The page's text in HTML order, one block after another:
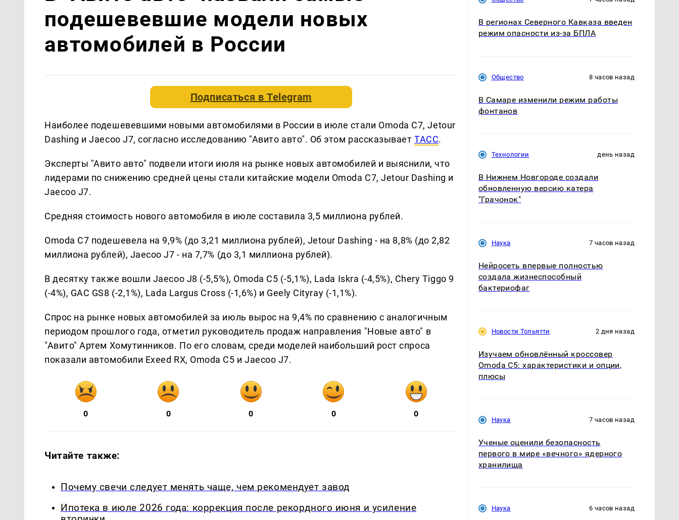
подешевевшие модели новых
автомобилей в России
Подписаться вTelegram
Наиболее подешевевшими новыми автомобилями в России в июле стали Omoda C7, Jetour
Dashing и Jaecoo J7, согласно исследованию "Авито авто". Об этом рассказываетТАСС.
Эксперты "Авито авто" подвели итоги июля на рынке новых автомобилей и выяснили, что
лидерами по снижению средней цены стали китайские модели Omoda C7, Jetour Dashing и
Jaecoo J7.
Средняя стоимость нового автомобиля в июле составила 3,5 миллиона рублей.
Omoda C7 подешевела на 9,9% (до 3,21 миллиона рублей), Jetour Dashing - на 8,8% (до 2,82
миллиона рублей), Jaecoo J7 - на 7,7% (до 3,1 миллиона рублей).
В десятку также вошли Jaecoo J8 (-5,5%), Omoda C5 (-5,1%), Lada Iskra (-4,5%), Chery Tiggo 9
(-4%), GAC GS8 (-2,1%), Lada Largus Cross (-1,6%) и Geely Cityray (-1,1%).
Спрос на рынке новых автомобилей за июль вырос на 9,4% по сравнению с аналогичным
периодом прошлого года, отметил руководитель продаж направления "Новые авто" в
"Авито" Артем Хомутинников. По его словам, среди моделей наибольший рост спроса
показали автомобили Exeed RX, Omoda C5 и Jaecoo J7.
0 0 0 0 0
Читайте также:
Почему свечи следует менять чаще, чем рекомендует завод
Ипотека в июле 2026 года: коррекция после рекордного июня и усиление
В регионах Северного Кавказа введен
режим опасности из-за БПЛА
Общество 8 часов назад
В Самаре изменили режим работы
фонтанов
Технологии день назад
В Нижнем Новгороде создали
обновленную версию катера
"Грачонок"
Наука 7 часов назад
Нейросеть впервые полностью
создала жизнеспособный
бактериофаг
Новости Тольятти 2 дня назад
Изучаем обновлённый кроссовер
Omoda C5: характеристики и опции,
плюсы
Наука 7 часов назад
Ученые оценили безопасность
первого в мире «вечного» ядерного
хранилища
Наука 6 часов назад